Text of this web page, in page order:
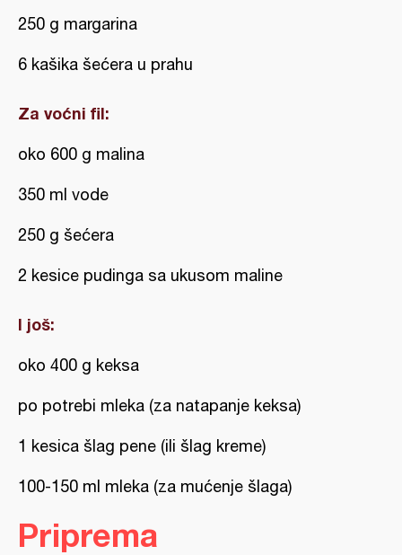
250 g margarina
6 kašika šećera u prahu
Za voćni fil:
oko 600 g malina
350 ml vode
250 g šećera
2 kesice pudinga sa ukusom maline
I još:
oko 400 g keksa
po potrebi mleka (za natapanje keksa)
1 kesica šlag pene (ili šlag kreme)
100-150 ml mleka (za mućenje šlaga)
Priprema